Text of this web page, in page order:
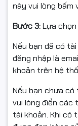
2.
Tốc độ
HP M706N có
trang/phút (A3)
Máy hỗ trợkhay
khay giấy ra 100
thủ công trong
này vui lòng bấm
Bước 3:Lựa
Nếu bạn đã có
đăng nhập là
khoản trên hệ
Nếu bạn chưa có
vui lòng điền các
tài khoản. Khi có